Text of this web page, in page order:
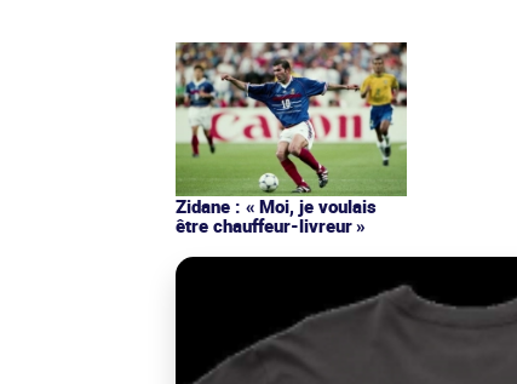
Zidane : « Moi, je voulais
être chauffeur-livreur »